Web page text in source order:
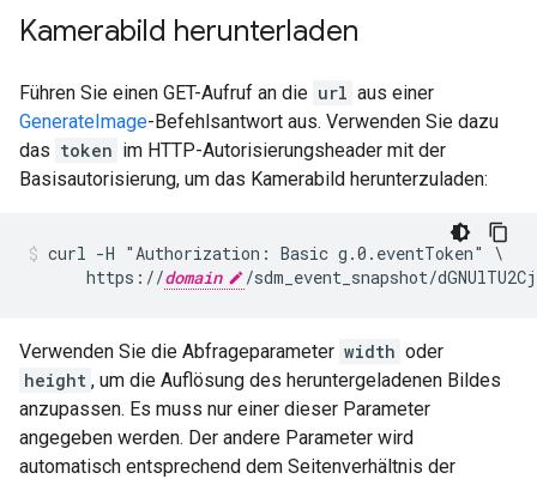
Kamerabild herunterladen
Führen Sie einen GET-Aufruf an die url aus einer
GenerateImage-Befehlsantwort aus. Verwenden Sie dazu
das token im HTTP-Autorisierungsheader mit der
Basisautorisierung, um das Kamerabild herunterzuladen:
curl -H "Authorization: Basic g.0.eventToken" \
      https://
domain /sdm_event_snapshot/
Verwenden Sie die Abfrageparameter width oder
height , um die Auflösung des heruntergeladenen Bildes
anzupassen. Es muss nur einer dieser Parameter
angegeben werden. Der andere Parameter wird
automatisch entsprechend dem Seitenverhältnis der